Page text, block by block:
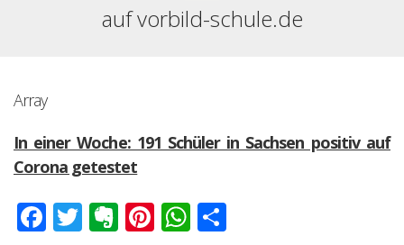
auf vorbild-schule.de
Array
In einer Woche: 191 Schüler in Sachsen positiv auf
Corona getestet
Facebook
Twitter
Evernote
Pinterest
WhatsApp